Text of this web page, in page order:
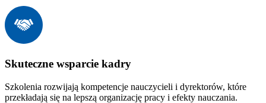
Skuteczne wsparcie kadry
Szkolenia rozwijają kompetencje nauczycieli i dyrektorów, które
przekładają się na lepszą organizację pracy i efekty nauczania.